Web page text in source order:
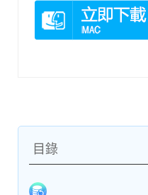
目錄